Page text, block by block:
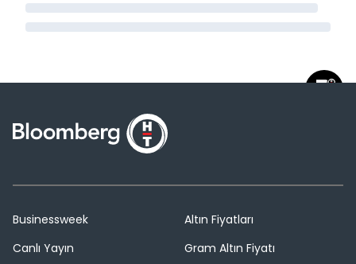
Businessweek
Canlı Yayın
Altın Fiyatları
Gram Altın Fiyatı